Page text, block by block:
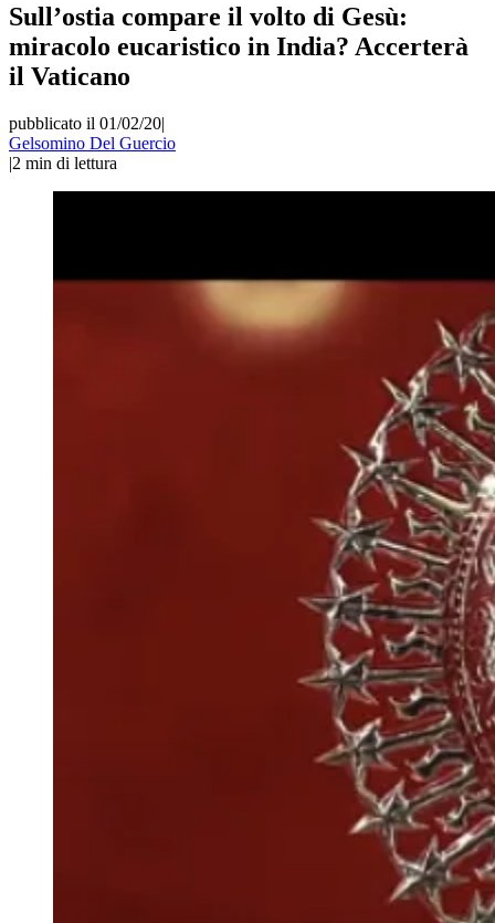
Sull’ostia compare il volto di Gesù:
miracolo eucaristico in India? Accerterà
il Vaticano
pubblicato il 01/02/20|
Gelsomino Del Guercio
|2 min di lettura